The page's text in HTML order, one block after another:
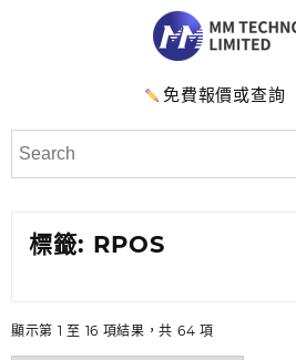
免費報價或查詢
標籤: RPOS
顯示第 1 至 16 項結果，共 64 項